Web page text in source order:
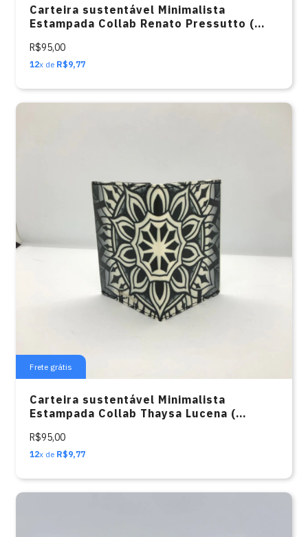
Carteira sustentável Minimalista
Estampada Collab Renato Pressutto (
R$95,00
12x de R$9,77
Frete grátis
Carteira sustentável Minimalista
Estampada Collab Thaysa Lucena (
R$95,00
12x de R$9,77